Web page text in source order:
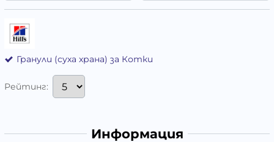
Гранули (суха храна) за Котки
Рейтинг:
Информация